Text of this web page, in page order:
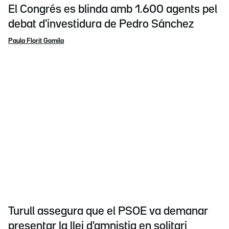
El Congrés es blinda amb 1.600 agents pel
debat d'investidura de Pedro Sánchez
Paula Florit Gomila
Turull assegura que el PSOE va demanar
presentar la llei d'amnistia en solitari